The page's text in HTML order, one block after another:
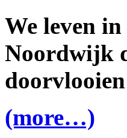
We leven
Noordwijk
(more…)